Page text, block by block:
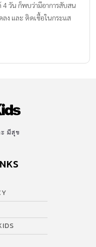
วัน ก็พบว่ามีอาการสับสน
ง และ ติดเชื้อในกระแส
มีสุข